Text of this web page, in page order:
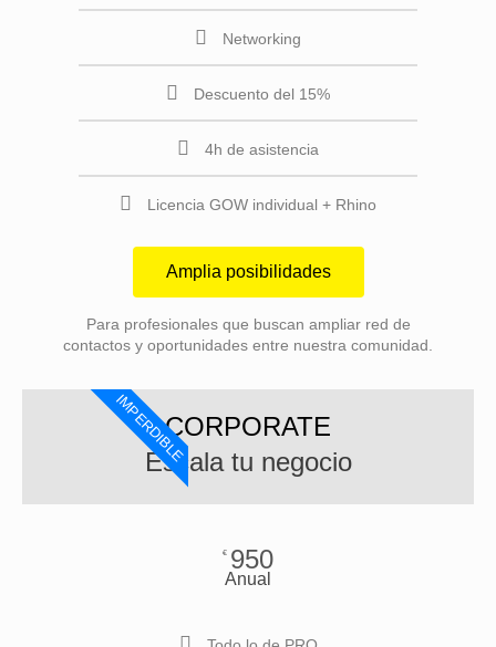
Networking
Descuento del 15%
4h de asistencia
Licencia GOW individual + Rhino
Amplia posibilidades
Para profesionales que buscan ampliar red de
contactos y oportunidades entre nuestra comunidad.
IMPERDIBLECORPORATE
Escala tu negocio
€ 950
Anual